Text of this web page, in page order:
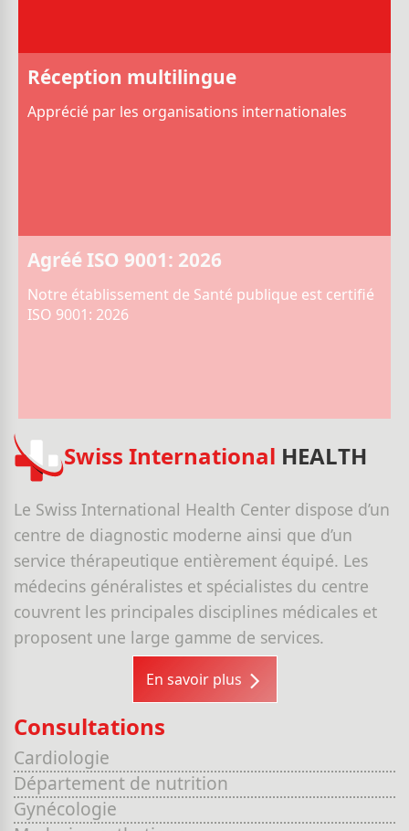
Réception multilingue
Apprécié par les organisations internationales
Agréé ISO 9001: 2026
Notre établissement de Santé publique est certifié
ISO 9001: 2026
Swiss International HEALTH
Le Swiss International Health Center dispose d’un
centre de diagnostic moderne ainsi que d’un
service thérapeutique entièrement équipé. Les
médecins généralistes et spécialistes du centre
couvrent les principales disciplines médicales et
proposent une large gamme de services.
En savoir plus
Consultations
Cardiologie
Département de nutrition
Gynécologie